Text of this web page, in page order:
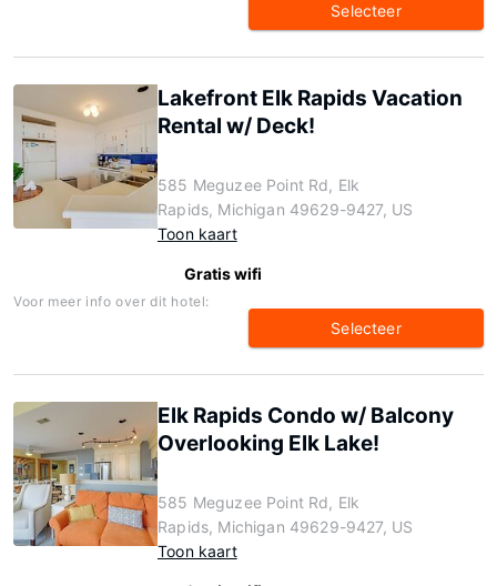
Selecteer
Lakefront Elk Rapids Vacation
Rental w/ Deck!
585 Meguzee Point Rd, Elk
Rapids, Michigan 49629-9427, US
Toon kaart
Gratis wifi
Voor meer info over dit hotel:
Selecteer
Elk Rapids Condo w/ Balcony
Overlooking Elk Lake!
585 Meguzee Point Rd, Elk
Rapids, Michigan 49629-9427, US
Toon kaart